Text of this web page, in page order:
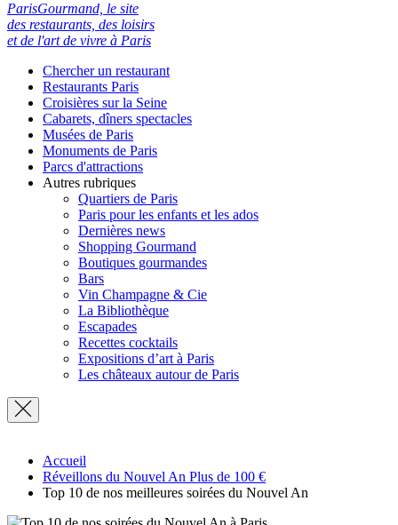
ParisGourmand, le site
des restaurants, des loisirs
et de l'art de vivre à Paris
Chercher un restaurant
Restaurants Paris
Croisières sur la Seine
Cabarets, dîners spectacles
Musées de Paris
Monuments de Paris
Parcs d'attractions
Autres rubriques
Quartiers de Paris
Paris pour les enfants et les ados
Dernières news
Shopping Gourmand
Boutiques gourmandes
Bars
Vin Champagne & Cie
La Bibliothèque
Escapades
Recettes cocktails
Expositions d’art à Paris
Les châteaux autour de Paris
Accueil
Réveillons du Nouvel An Plus de 100 €
Top 10 de nos meilleures soirées du Nouvel An